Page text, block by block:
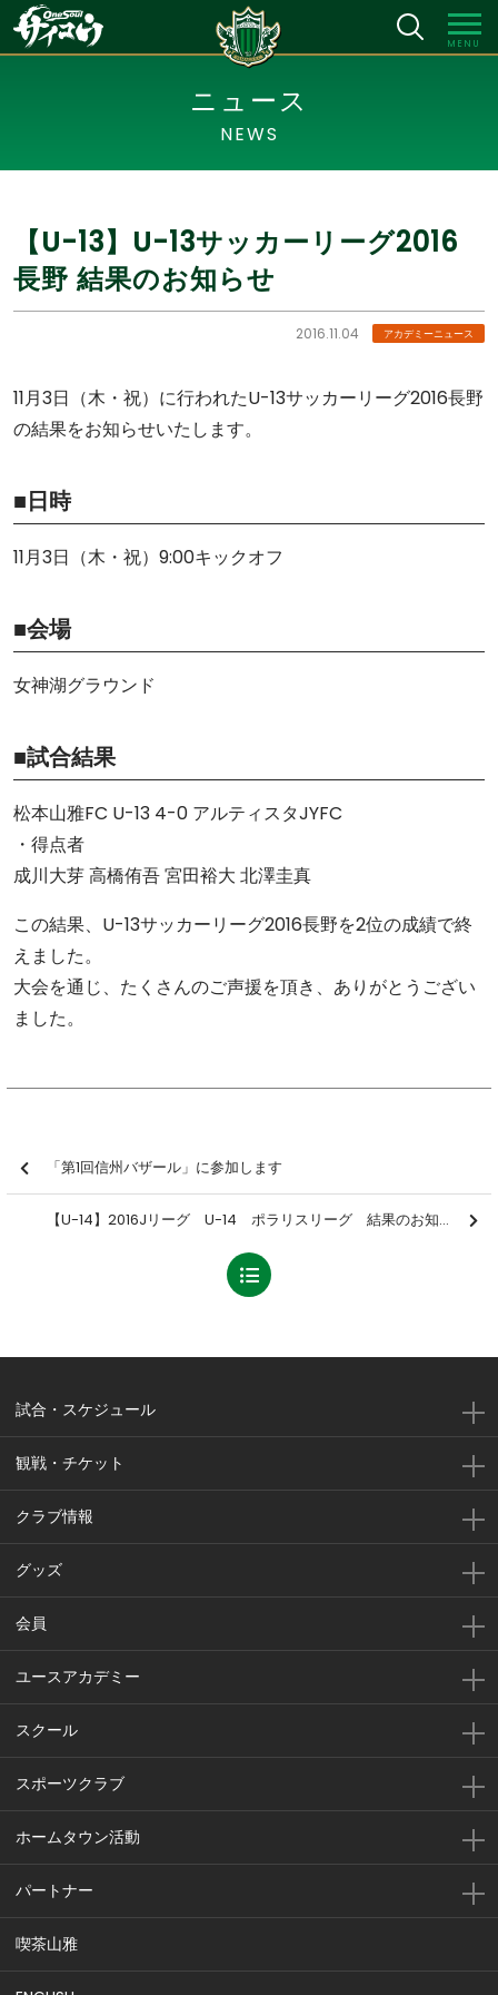
MENU
ニュース
NEWS
【U-13】U-13サッカーリーグ2016
長野 結果のお知らせ
2016.11.04 アカデミーニュース
11月3日（木・祝）に行われたU-13サッカーリーグ2016長野
の結果をお知らせいたします。
■日時
11月3日（木・祝）9:00キックオフ
■会場
女神湖グラウンド
■試合結果
松本山雅FC U-13 4-0 アルティスタJYFC
・得点者
成川大芽 高橋侑吾 宮田裕大 北澤圭真
この結果、U-13サッカーリーグ2016長野を2位の成績で終
えました。
大会を通じ、たくさんのご声援を頂き、ありがとうござい
ました。
「第1回信州バザール」に参加します
【U-14】2016Jリーグ U-14 ポラリスリーグ 結果のお知らせ
試合・スケジュール
観戦・チケット
クラブ情報
グッズ
会員
ユースアカデミー
スクール
スポーツクラブ
ホームタウン活動
パートナー
喫茶山雅